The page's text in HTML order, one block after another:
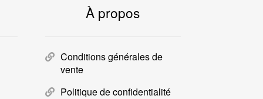
À propos
Conditions générales de
vente
Politique de confidentialité